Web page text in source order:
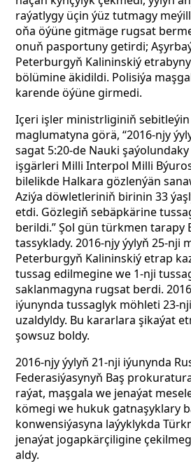
raýatlygy üçin ýüz tutmagy
oňa öýüne gitmäge rugsat
onuň pasportuny getirdi;
Peterburgyň Kalininskiý
bölümine äkidildi. Polisiýa
karende öýüne girmedi.
Içeri işler ministrliginiň
maglumatyna görä, “2016-njy
sagat 5:20-de Nauki
işgärleri Milli Interpol Milli
bilelikde Halkara gözlenýän
Aziýa döwletleriniň birinin 33
etdi. Gözlegiň sebäpkärine
berildi.” Şol gün türkmen tarapy
tassyklady. 2016-njy ýylyň 25-nji
Peterburgyň Kalininskiý etrap
tussag edilmegine we 1-nji
saklanmagyna rugsat berdi.
iýunynda tussaglyk möhleti 23-
uzaldyldy. Bu kararlara şikaýat
şowsuz boldy.
2016-njy ýylyň 21-nji iýunynda
Federasiýasynyň Baş
raýat, maşgala we jenaýat
kömegi we hukuk gatnaşyklary
konwensiýasyna laýyklykda
jenaýat jogapkärçiligine
aldy.